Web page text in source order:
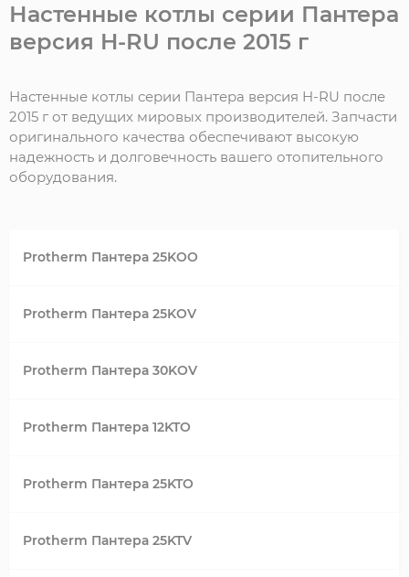
Настенные котлы серии Пантера
версия H-RU после 2015 г
Настенные котлы серии Пантера версия H-RU после
2015 г от ведущих мировых производителей. Запчасти
оригинального качества обеспечивают высокую
надежность и долговечность вашего отопительного
оборудования.
Protherm Пантера 25KOO
Protherm Пантера 25KOV
Protherm Пантера 30KOV
Protherm Пантера 12KTO
Protherm Пантера 25KTO
Protherm Пантера 25KTV